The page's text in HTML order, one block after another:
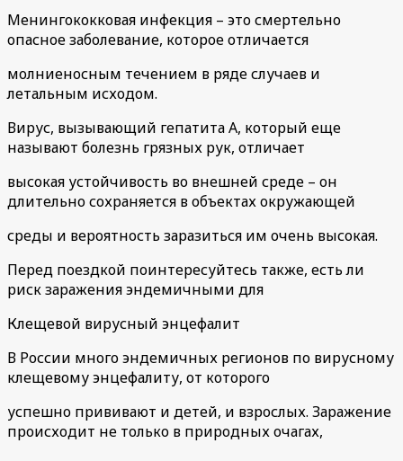
Менингококковая инфекция – это смертельно
опасное заболевание, которое отличается
молниеносным течением в ряде случаев и
летальным исходом.
Вирус, вызывающий гепатита А, который еще
называют болезнь грязных рук, отличает
высокая устойчивость во внешней среде – он
длительно сохраняется в объектах окружающей
среды и вероятность заразиться им очень высокая.
Перед поездкой поинтересуйтесь также, есть ли
риск заражения эндемичными для
Клещевой вирусный энцефалит
В России много эндемичных регионов по вирусному
клещевому энцефалиту, от которого
успешно прививают и детей, и взрослых. Заражение
происходит не только в природных очагах,